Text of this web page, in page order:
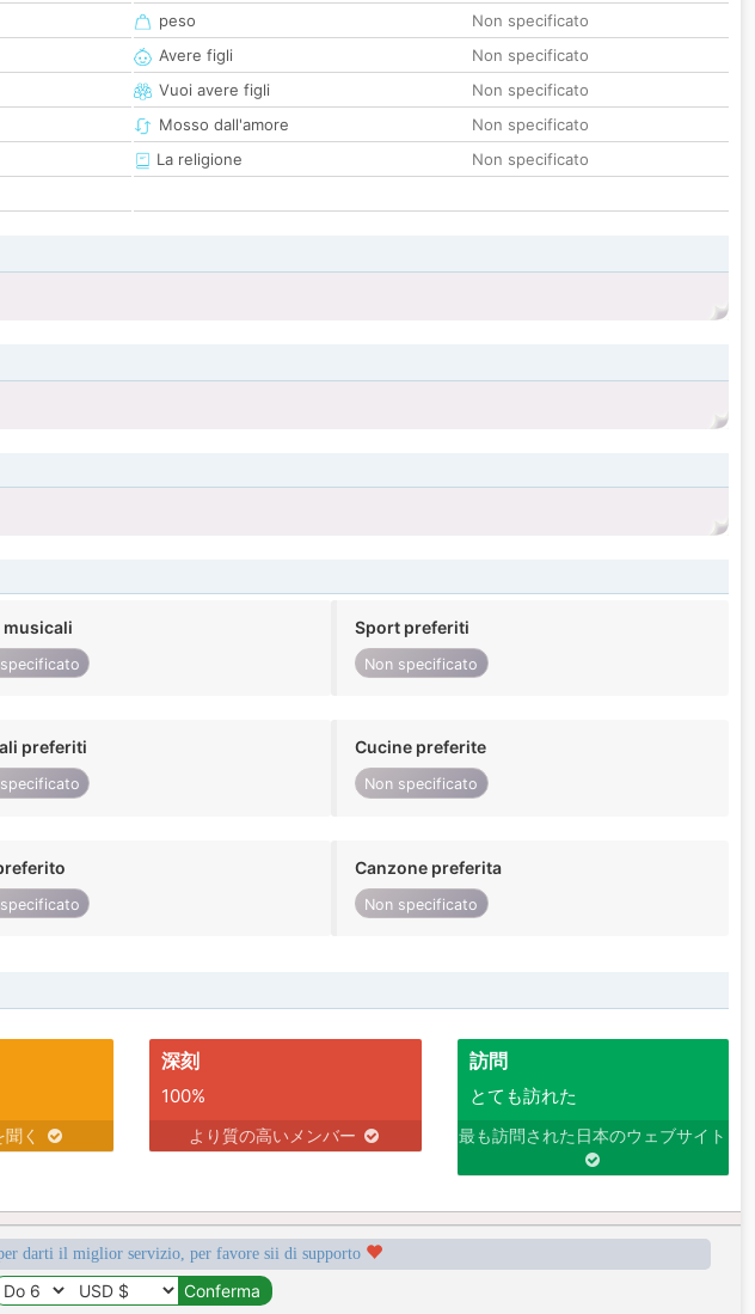
peso
Non specificato
Avere figli
Non specificato
Vuoi avere figli
Non specificato
Mosso dall'amore
Non specificato
La religione
Non specificato
musicali Sport preferiti
Non specificato
preferiti Cucine preferite
Non specificato
Canzone preferita
Non specificato
く
深刻
100%
より質の高いメンバー
訪問
とても訪れた
最も訪問された日本のウェブサイト
darti il miglior servizio, per favore sii di supporto